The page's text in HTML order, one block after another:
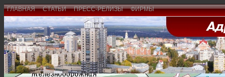
ГЛАВНАЯ СТАТЬИ ПРЕСС-РЕЛИЗЫ ФИРМЫ